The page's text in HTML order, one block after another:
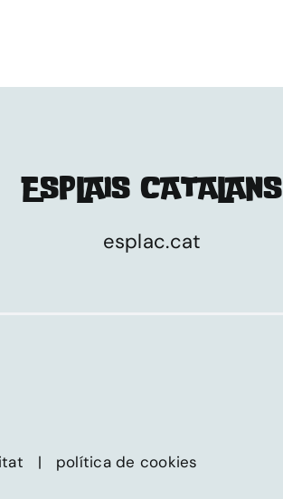
ESPLAIS CATALANS
esplac.cat
| política de cookies